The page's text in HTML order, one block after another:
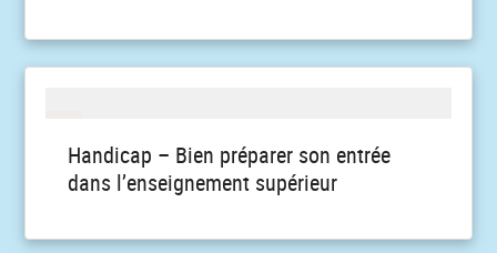
Handicap – Bien préparer son entrée
dans l’enseignement supérieur